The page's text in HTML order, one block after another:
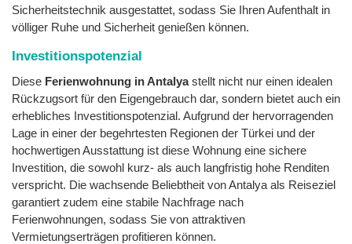
Sicherheitstechnik ausgestattet, sodass Sie Ihren Aufenthalt in
völliger Ruhe und Sicherheit genießen können.
Investitionspotenzial
Diese Ferienwohnung in Antalyastellt nicht nur einen idealen
Rückzugsort für den Eigengebrauch dar, sondern bietet auch ein
erhebliches Investitionspotenzial. Aufgrund der hervorragenden
Lage in einer der begehrtesten Regionen der Türkei und der
hochwertigen Ausstattung ist diese Wohnung eine sichere
Investition, die sowohl kurz- als auch langfristig hohe Renditen
verspricht. Die wachsende Beliebtheit von Antalya als Reiseziel
garantiert zudem eine stabile Nachfrage nach
Ferienwohnungen, sodass Sie von attraktiven
Vermietungserträgen profitieren können.